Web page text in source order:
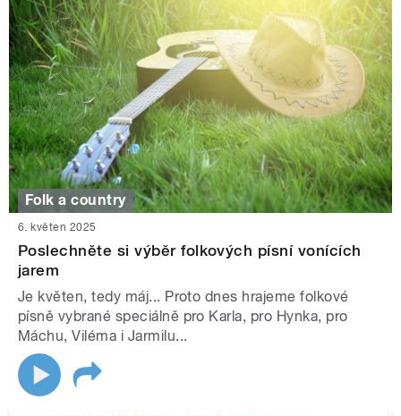
Folk a country
6. květen 2025
Poslechněte si výběr folkových písní vonících
jarem
Je květen, tedy máj... Proto dnes hrajeme folkové
písně vybrané speciálně pro Karla, pro Hynka, pro
Máchu, Viléma i Jarmilu...